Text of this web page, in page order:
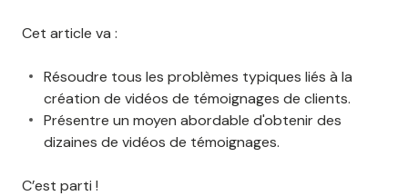
Cet article va :
Résoudre tous les problèmes typiques liés à la
création de vidéos de témoignages de clients.
Présentre un moyen abordable d'obtenir des
dizaines de vidéos de témoignages.
C’est parti !